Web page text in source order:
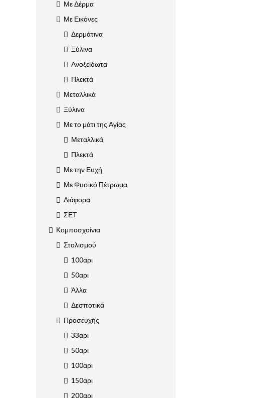
Με Δέρμα
Με Εικόνες
Δερμάτινα
Ξύλινα
Ανοξείδωτα
Πλεκτά
Μεταλλικά
Ξύλινα
Με το μάτι της Αγίας
Μεταλλικά
Πλεκτά
Με την Ευχή
Με Φυσικό Πέτρωμα
Διάφορα
ΣΕΤ
Κομποσχοίνια
Στολισμού
100αρι
50αρι
Άλλα
Δεσποτικά
Προσευχής
33αρι
50αρι
100αρι
150αρι
200αρι